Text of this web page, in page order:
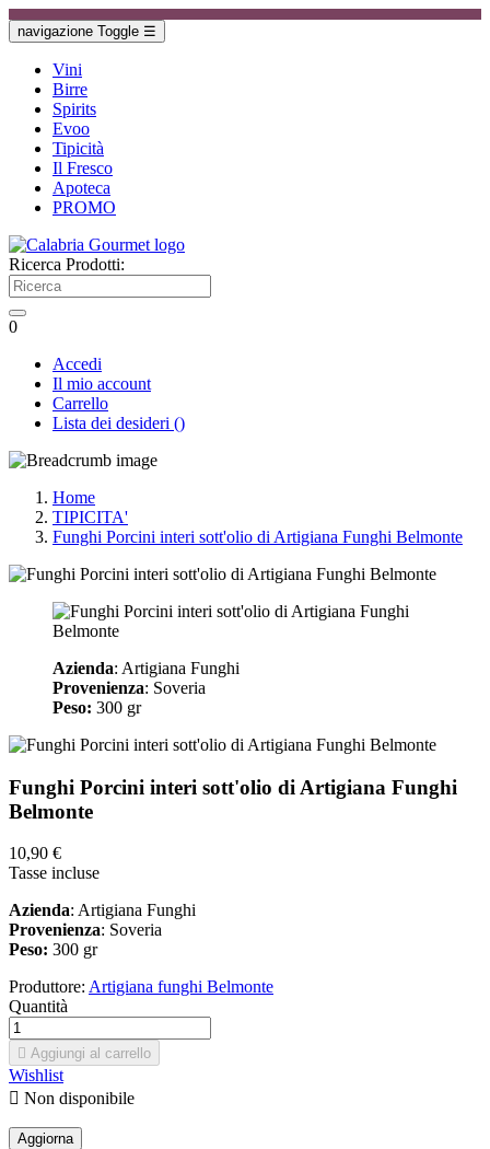
navigazione Toggle ☰
Vini
Birre
Spirits
Evoo
Tipicità
Il Fresco
Apoteca
PROMO
Ricerca Prodotti:
0
Accedi
Il mio account
Carrello
Lista dei desideri ()
Home
TIPICITA'
Funghi Porcini interi sott'olio di Artigiana Funghi Belmonte
Azienda: Artigiana Funghi
Provenienza: Soveria
Peso: 300 gr
Funghi Porcini interi sott'olio di Artigiana Funghi
Belmonte
10,90 €
Tasse incluse
Azienda: Artigiana Funghi
Provenienza: Soveria
Peso: 300 gr
Produttore: Artigiana funghi Belmonte
Quantità
 Aggiungi al carrello
Wishlist
 Non disponibile